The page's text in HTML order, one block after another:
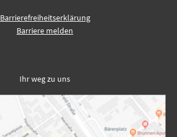
Barrierefreiheitserklärung
Barriere melden
Ihr weg zu uns